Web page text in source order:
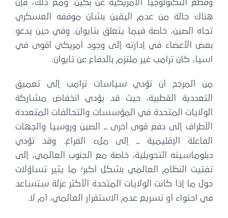
وقطع التكنولوجيا الأمريكية عن بكين. ومع ذلك، فإن
هناك حالة من عدم اليقين بشأن موقفه العسكري
تجاه الصين، خاصة فيما يتعلق بتايوان. وفي حين يدعو
بعض الأعضاء في إدارته إلى وجود أمريكي أقوى في
آسيا، كان ترامب غير ملتزم بالدفاع عن تايوان.
من المرجح أن تؤدي سياسات ترامب إلى تعميق
التعددية القطبية، حيث قد يؤدي انخفاض مشاركة
الولايات المتحدة في المؤسسات والتحالفات المتعددة
الأطراف إلى دفع قوى أخرى ــ الصين وروسيا والجهات
الفاعلة الإقليمية ــ إلى ملء الفراغ. وقد تؤدي
دبلوماسيته التحويلية، خاصة مع الجنوب العالمي، إلى
تفتيت النظام العالمي بشكل أكبر؛ ما يثير تساؤلات
حول ما إذا كانت الولايات المتحدة الأكثر عزلة ستساعد
في احتواء أو تسريع عدم الاستقرار العالمي، أم لا.